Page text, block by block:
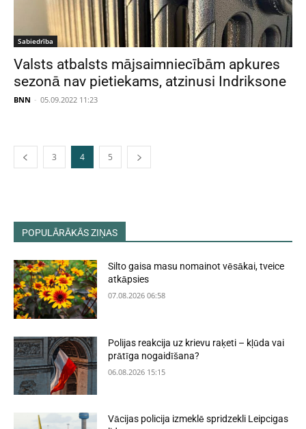
Sabiedrība
Valsts atbalsts mājsaimniecībām apkures
sezonā nav pietiekams, atzinusi Indriksone
BNN - 05.09.2022 11:23
3 4 5
POPULĀRĀKĀS ZIŅAS
Silto gaisa masu nomainot vēsākai, tveice
atkāpsies
07.08.2026 06:58
Polijas reakcija uz krievu raķeti – kļūda vai
prātīga nogaidīšana?
06.08.2026 15:15
Vācijas policija izmeklē spridzekli Leipcigas